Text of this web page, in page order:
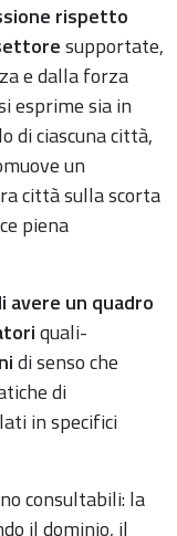
rispetto
supportate,
e dalla forza
esprime sia in
di ciascuna città,
un
città sulla scorta
piena
un quadro
quali-
di senso che
di
in specifici
consultabili: la
il dominio, il